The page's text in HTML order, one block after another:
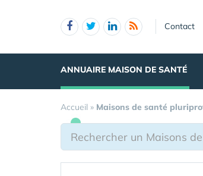
Contact
ANNUAIRE MAISON DE SANTÉ
Accueil » Maisons de santé